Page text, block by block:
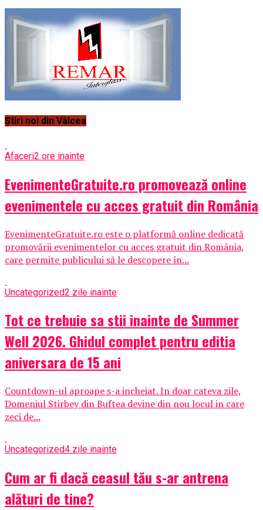
Știri noi din Vâlcea
Afaceri2 ore inainte
EvenimenteGratuite.ro promovează online
evenimentele cu acces gratuit din România
EvenimenteGratuite.ro este o platformă online dedicată
promovării evenimentelor cu acces gratuit din România,
care permite publicului să le descopere în...
Uncategorized2 zile inainte
Tot ce trebuie sa stii inainte de Summer
Well 2026. Ghidul complet pentru editia
aniversara de 15 ani
Countdown-ul aproape s-a incheiat. In doar cateva zile,
Domeniul Stirbey din Buftea devine din nou locul in care
zeci de...
Uncategorized4 zile inainte
Cum ar fi dacă ceasul tău s-ar antrena
alături de tine?